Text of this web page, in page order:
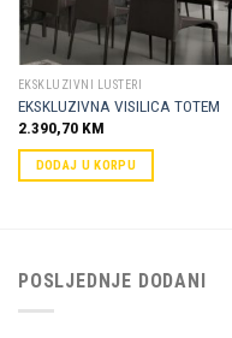
EKSKLUZIVNI LUSTERI
EKSKLUZIVNA VISILICA TOTEM
2.390,70 KM
DODAJ U KORPU
POSLJEDNJE DODANI